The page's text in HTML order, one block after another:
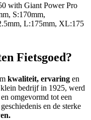
with Giant Power Pro
S:170mm,
L:175mm, XL:175
Fietsgoed?
kwaliteit, ervaring en
klein bedrijf in 1925, werd
omgevormd tot een
en de sterke